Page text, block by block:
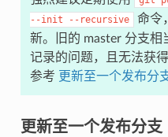
--init
--recursive
命令
新。旧的 master 分支相
记录的问题，且无法获
参考 更新至一个发布分
更新至一个发布分支